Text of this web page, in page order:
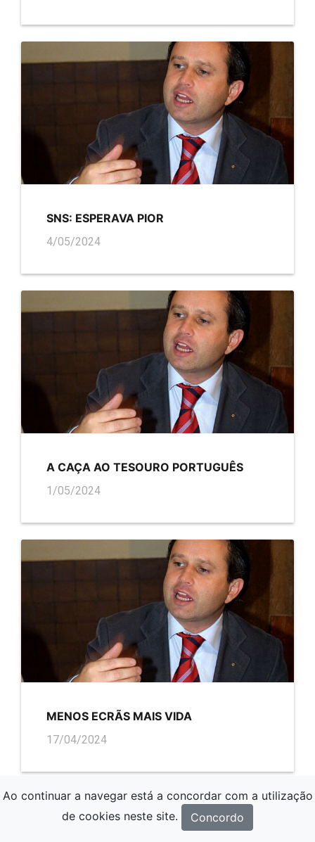
SNS: ESPERAVA PIOR
4/05/2024
A CAÇA AO TESOURO PORTUGUÊS
1/05/2024
MENOS ECRÃS MAIS VIDA
17/04/2024
Ao continuar a navegar está a concordar com a utilização
de cookies neste site.
Concordo